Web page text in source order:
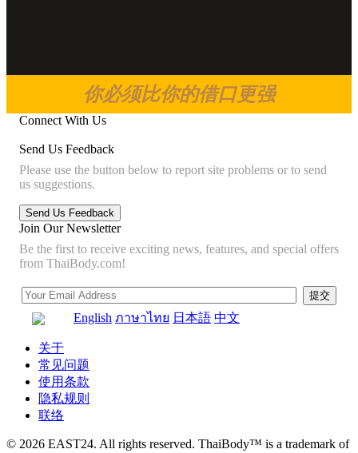
你必须比你的借口更强
Connect With Us
Send Us Feedback
Please use the button below to report site problems or to send
us suggestions.
Join Our Newsletter
Be the first to receive exciting news, features, and special offers
from ThaiBody.com!
English ภาษาไทย 日本語 中文
关于
常见问题
使用条款
隐私规则
联络
© 2026 EAST24. All rights reserved. ThaiBody™ is a trademark of